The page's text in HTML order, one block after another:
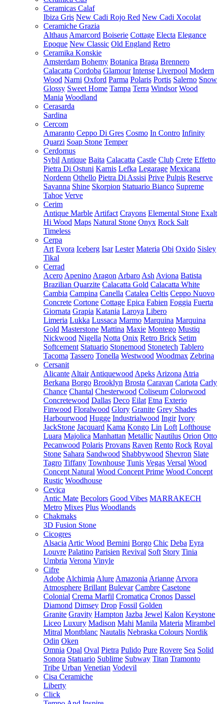
Ceramicas Calaf
Ibiza Gris New Cadi Rojo Red New Cadi Xocolat
Ceramiche Grazia
Althaus Amarcord Boiserie Cottage Electa Elegance
Epoque New Classic Old England Retro
Ceramika Konskie
Amsterdam Bohemy Botanica Braga Brennero
Calacatta Cordoba Glamour Intense Liverpool Modern
Wood Narni Oxford Parma Polaris Portis Salerno Snow
Glossy Sweet Home Tampa Terra Windsor Wood
Mania Woodland
Cerasarda
Sardina
Cercom
Amaranto Ceppo Di Gres Cosmo In Contro Infinity
Quarzi Soap Stone Temper
Cerdomus
Sybil Antique Baita Calacatta Castle Club Crete Effetto
Pietra Di Ostuni Karnis Lefka Legarage Mexicana
Nordenn Othello Pietra Di Assisi Prive Pulpis Reserve
Savanna Shine Skorpion Statuario Bianco Supreme
Tahoe Verve
Cerim
Antique Marble Artifact Crayons Elemental Stone Exalt
Hi Wood Maps Natural Stone Onyx Rock Salt
Timeless
Cerpa
Art Evora Iceberg Isar Lester Materia Obi Oxido Sisley
Tikal
Cerrad
Acero Apenino Aragon Arbaro Ash Aviona Batista
Brazilian Quarzite Calacatta Gold Calacatta White
Cambia Campina Canella Catalea Celtis Ceppo Nuovo
Concrete Cortone Cottage Epica Fabien Foggia Fuerta
Giornata Grapia Katania Laroya Libero
Limeria Lukka Lussaca Marmo Marquina Marquina
Gold Masterstone Mattina Maxie Montego Mustiq
Nickwood Nigella Notta Onix Retro Brick Setim
Softcement Statuario Stonemood Stonetech Tablero
Tacoma Tassero Tonella Westwood Woodmax Zebrina
Cersanit
Alicante Altair Antiquewood Apeks Arizona Atria
Berkana Borgo Brooklyn Brosta Caravan Cariota Carly
Chance Chantal Chesterwood Coliseum Colorwood
Concretewood Dallas Deco Eilat Etna Exterio
Finwood Floralwood Glory Granite Grey Shades
Harbourwood Hugge Industrialwood Ingir Ivory
JackStone Jacquard Kama Kongo Lin Loft Lofthouse
Luara Majolica Manhattan Metallic Nautilus Orion Otto
Pecanwood Polaris Provans Raven Rento Rock Royal
Stone Sahara Sandwood Shabbywood Shevron Slate
Tagro Tiffany Townhouse Tunis Vegas Versal Wood
Concept Natural Wood Concept Prime Wood Concept
Rustic Woodhouse
Cevica
Antic Mate Becolors Good Vibes MARRAKECH
Metro Mixes Plus Woodlands
Chakmaks
3D Fusion Stone
Cicogres
Alsacia Artic Wood Bernini Borgo Chic Deba Eyra
Louvre Palatino Parisien Revival Soft Story Tinia
Umbria Verona Vinyle
Cifre
Adobe Alchimia Alure Amazonia Arianne Arvora
Atmosphere Brillant Bulevar Cambre Casetone
Colonial Crema Marfil Cromatica Cronos Dassel
Diamond Dimsey Drop Fossil Golden
Granite Gravity Hampton Jazba Jewel Kalon Keystone
Liceo Luxury Madison Mahi Manila Materia Mirambel
Mitral Montblanc Nautalis Nebraska Colours Nordik
Odin Oken
Omnia Opal Oval Pietra Pulido Pure Rovere Sea Solid
Sonora Statuario Sublime Subway Titan Tramonto
Tribe Urban Venetian Vodevil
Cisa Ceramiche
Liberty
Click